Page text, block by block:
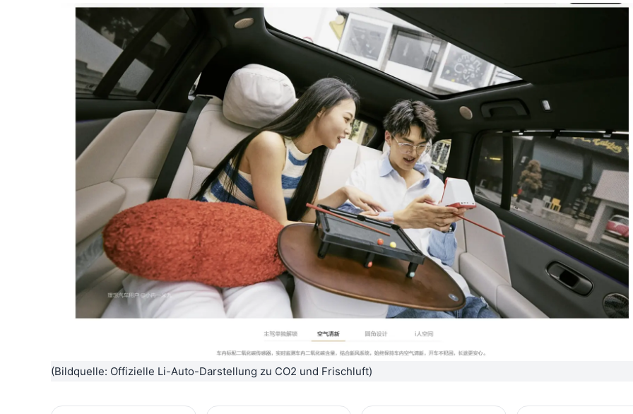
(Bildquelle: Offizielle Li-Auto-Darstellung zu CO2 und Frischluft)